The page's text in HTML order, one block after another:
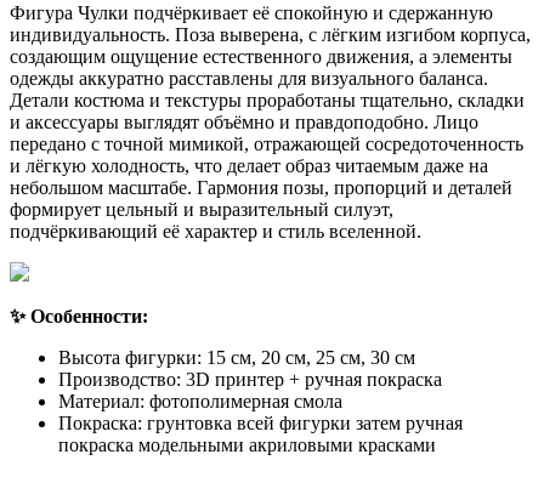
Фигура Чулки подчёркивает её спокойную и сдержанную
индивидуальность. Поза выверена, с лёгким изгибом корпуса,
создающим ощущение естественного движения, а элементы
одежды аккуратно расставлены для визуального баланса.
Детали костюма и текстуры проработаны тщательно, складки
и аксессуары выглядят объёмно и правдоподобно. Лицо
передано с точной мимикой, отражающей сосредоточенность
и лёгкую холодность, что делает образ читаемым даже на
небольшом масштабе. Гармония позы, пропорций и деталей
формирует цельный и выразительный силуэт,
подчёркивающий её характер и стиль вселенной.
✨ Особенности:
Высота фигурки: 15 см, 20 см, 25 см, 30 см
Производство: 3D принтер + ручная покраска
Материал: фотополимерная смола
Покраска: грунтовка всей фигурки затем ручная
покраска модельными акриловыми красками